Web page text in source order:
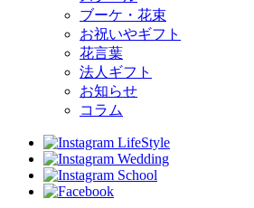
ブーケ・花束
お祝いやギフト
花言葉
法人ギフト
お知らせ
コラム
LifeStyle
Wedding
School